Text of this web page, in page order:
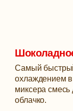
Самый
охлаждением
миксера
облачко.